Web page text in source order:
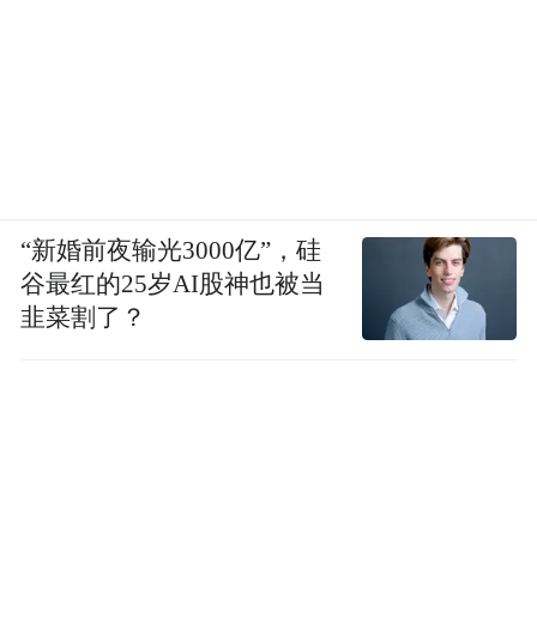
“新婚前夜输光3000亿”，硅
谷最红的25岁AI股神也被当
韭菜割了？